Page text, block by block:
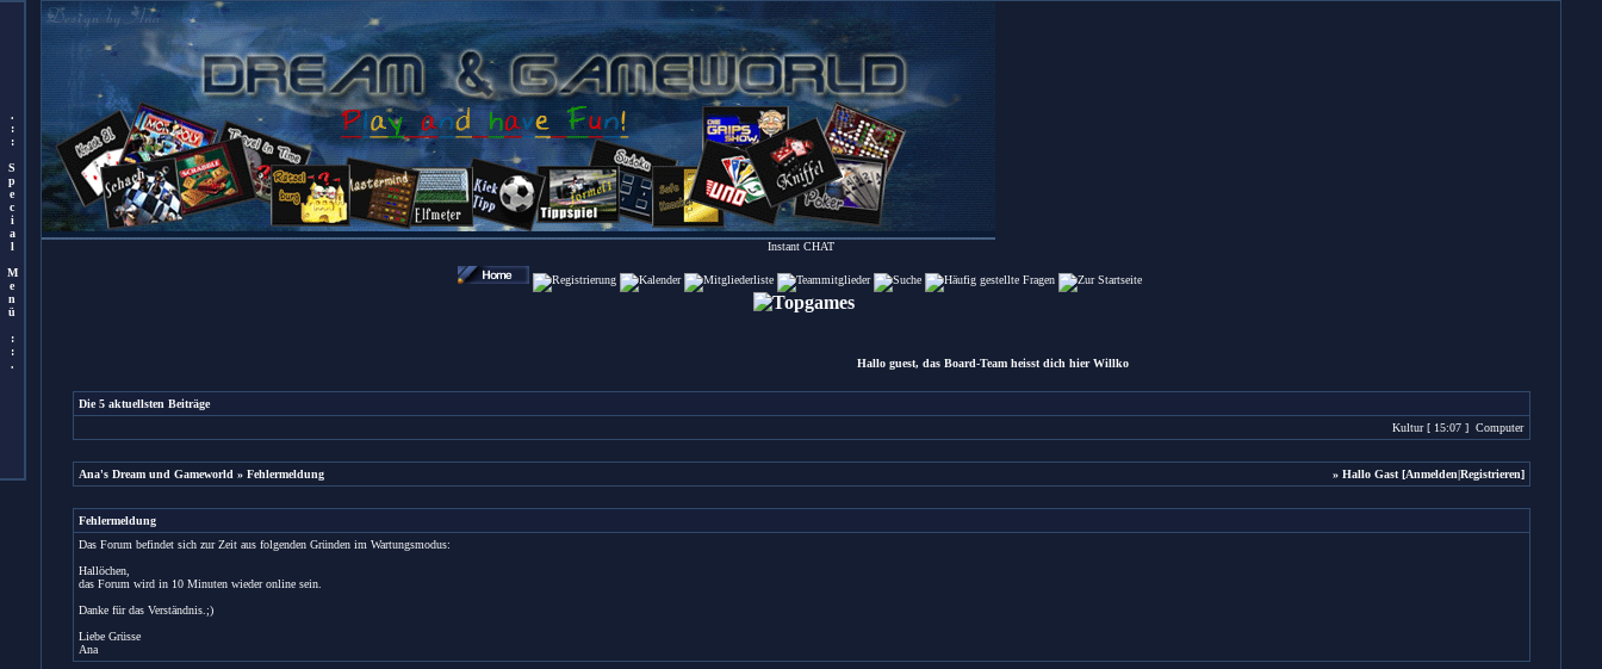
.
:
:
S
p
e
c
i
a
l
M
e
n
ü
:
:
.
Instant CHAT
Hallo guest, das Board-Team heisst dich hier Willkommen und wünscht dir einen angenehmen Aufenthalt !
Die 5 aktuellsten Beiträge
Kultur[ 15:07 ]Computer[ 15:04 ]
Ana's Dream und Gameworld » Fehlermeldung » Hallo Gast [Anmelden|Registrieren]
Fehlermeldung
Das Forum befindet sich zur Zeit aus folgenden Gründen im Wartungsmodus:
Hallöchen,
das Forum wird in 10 Minuten wieder online sein.
Danke für das Verständnis.;)
Liebe Grüsse
Ana